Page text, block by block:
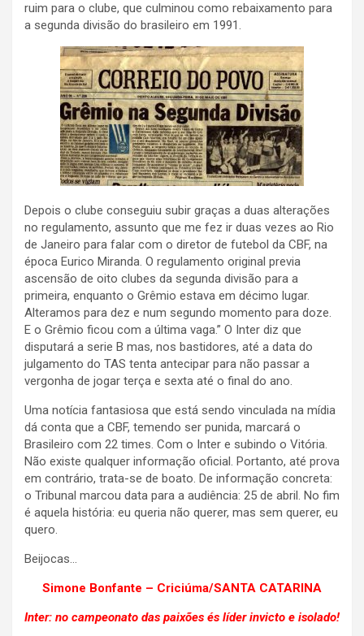
ruim para o clube, que culminou como rebaixamento para
a segunda divisão do brasileiro em 1991.
Depois o clube conseguiu subir graças a duas alterações
no regulamento, assunto que me fez ir duas vezes ao Rio
de Janeiro para falar com o diretor de futebol da CBF, na
época Eurico Miranda. O regulamento original previa
ascensão de oito clubes da segunda divisão para a
primeira, enquanto o Grêmio estava em décimo lugar.
Alteramos para dez e num segundo momento para doze.
E o Grêmio ficou com a última vaga.” O Inter diz que
disputará a serie B mas, nos bastidores, até a data do
julgamento do TAS tenta antecipar para não passar a
vergonha de jogar terça e sexta até o final do ano.
Uma notícia fantasiosa que está sendo vinculada na mídia
dá conta que a CBF, temendo ser punida, marcará o
Brasileiro com 22 times. Com o Inter e subindo o Vitória.
Não existe qualquer informação oficial. Portanto, até prova
em contrário, trata-se de boato. De informação concreta:
o Tribunal marcou data para a audiência: 25 de abril. No fim
é aquela história: eu queria não querer, mas sem querer, eu
quero.
Beijocas…
Simone Bonfante – Criciúma/SANTA CATARINA
Inter: no campeonato das paixões és líder invicto e isolado!